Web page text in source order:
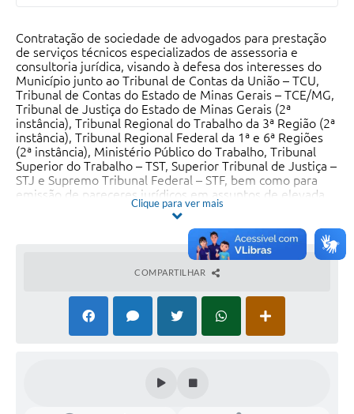
Contratação de sociedade de advogados para prestação
de serviços técnicos especializados de assessoria e
consultoria jurídica, visando à defesa dos interesses do
Município junto ao Tribunal de Contas da União – TCU,
Tribunal de Contas do Estado de Minas Gerais – TCE/MG,
Tribunal de Justiça do Estado de Minas Gerais (2ª
instância), Tribunal Regional do Trabalho da 3ª Região (2ª
instância), Tribunal Regional Federal da 1ª e 6ª Regiões
(2ª instância), Ministério Público do Trabalho, Tribunal
Superior do Trabalho – TST, Superior Tribunal de Justiça –
STJ e Supremo Tribunal Federal – STF, bem como para
emissão de pareceres jurídicos em assuntos de elevada
complexidade, execução de serviços nas áreas do Direito
Público e Municipal, além do acompanhamento da
execução da Lei nº 14.133/2021, prestando consultoria
perante os órgãos de compras e licitação, em licitações,
contratos e contratações diretas, conforme condições
estabelecidas no Termo de Referência.
Fundamento Legal: Art. 74, inciso III, alíneas “b”, “c” e “e”,
c/c art. 6º, inciso XVIII, art. 72, art. 89 e seguintes, e art.
92, todos da Lei Federal nº 14.133/2021, em razão da
inviabilidade de competição e da notória especialização
Clique para ver mais
COMPARTILHAR